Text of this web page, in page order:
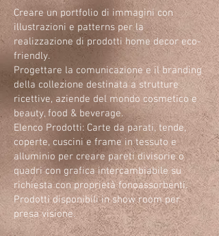
Creare un portfolio di immagini con
illustrazioni e patterns per la
realizzazione di prodotti home decor eco-
friendly.
Progettare la comunicazione e il branding
della collezione destinata a strutture
ricettive, aziende del mondo cosmetico e
beauty, food & beverage.
Elenco Prodotti: Carte da parati, tende,
coperte, cuscini e frame in tessuto e
alluminio per creare pareti divisorie o
quadri con grafica intercambiabile su
richiesta con proprietà fonoassorbenti.
Prodotti disponibili in show room per
presa visione.